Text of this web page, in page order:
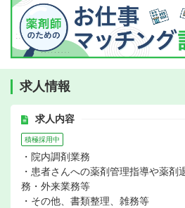
求人情報
求人内容
積極採用中
・院内調剤業務
・患者さんへの薬剤管理指導や薬剤
務・外来業務等
・その他、書類整理、雑務等